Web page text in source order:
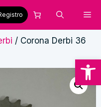
Abrir
/ Corona Derbi 36